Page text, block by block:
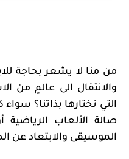
من منا لا يشعر بحاجة
والانتقال الى عالمٍ من
التي نختارها بذاتنا؟ سواء
صالة الألعاب
الموسيقى والابتعاد عن